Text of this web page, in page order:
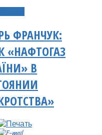
ФРАНЧУК:
«НАФТОГАЗ
В